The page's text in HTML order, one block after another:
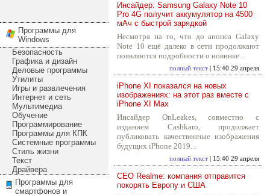
Программы для
Windows
Безопасность
Графика и дизайн
Деловые программы
Утилиты
Игры и развлечения
Интернет и сеть
Мультимедиа
Обучение
Программирование
Программы для КПК
Системные программы
Стиль жизни
Текст
Драйвера
Программы для
смартфонов и
Инсайдер: Samsung Galaxy Note 10
Pro 4G получит аккумулятор на 4500
мАч с быстрой зарядкой
Несмотря на то, что до анонса Galaxy
Note 10 ещё далеко в сети продолжают
появляются подробности о новинке...
полный текст | 15:40 29 апреля
iPhone XI показался на новых
изображениях: на этот раз вместе с
iPhone XI Max
Инсайдер OnLeakes, совместно с
изданием Cashkaro, продолжает
публиковать качественные изображения
будущих iPhone 2019...
полный текст | 15:40 29 апреля
CEO Realme: компания отправится
покорять Европу и США